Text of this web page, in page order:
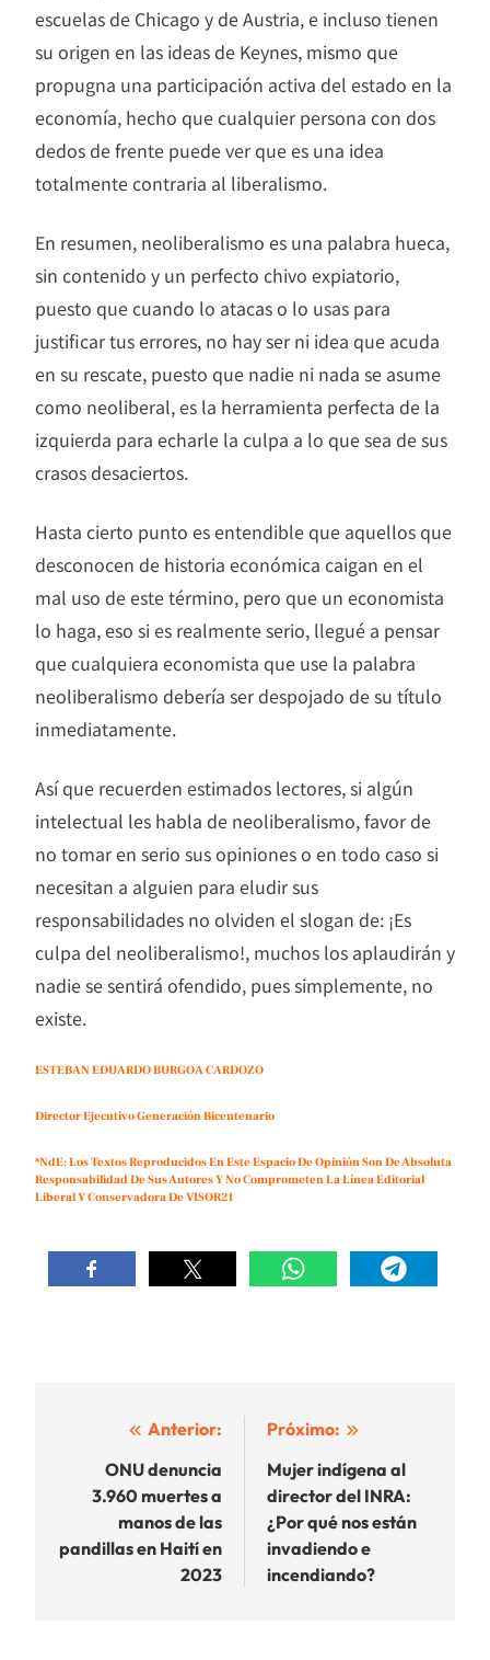
escuelas de Chicago y de Austria, e incluso tienen
su origen en las ideas de Keynes, mismo que
propugna una participación activa del estado en la
economía, hecho que cualquier persona con dos
dedos de frente puede ver que es una idea
totalmente contraria al liberalismo.
En resumen, neoliberalismo es una palabra hueca,
sin contenido y un perfecto chivo expiatorio,
puesto que cuando lo atacas o lo usas para
justificar tus errores, no hay ser ni idea que acuda
en su rescate, puesto que nadie ni nada se asume
como neoliberal, es la herramienta perfecta de la
izquierda para echarle la culpa a lo que sea de sus
crasos desaciertos.
Hasta cierto punto es entendible que aquellos que
desconocen de historia económica caigan en el
mal uso de este término, pero que un economista
lo haga, eso si es realmente serio, llegué a pensar
que cualquiera economista que use la palabra
neoliberalismo debería ser despojado de su título
inmediatamente.
Así que recuerden estimados lectores, si algún
intelectual les habla de neoliberalismo, favor de
no tomar en serio sus opiniones o en todo caso si
necesitan a alguien para eludir sus
responsabilidades no olviden el slogan de: ¡Es
culpa del neoliberalismo!, muchos los aplaudirán y
nadie se sentirá ofendido, pues simplemente, no
existe.
ESTEBAN EDUARDO BURGOA CARDOZO
Director Ejecutivo Generación Bicentenario
*NdE: Los Textos Reproducidos En Este Espacio De Opinión Son De Absoluta
Responsabilidad De Sus Autores Y No Comprometen La Línea Editorial
Liberal Y Conservadora De VISOR21
Navegación
entradas
Anterior:
ONU denuncia
3.960 muertes a
manos de las
pandillas en Haití en
2023
Próximo:
Mujer indígena al
director del INRA:
¿Por qué nos están
invadiendo e
incendiando?